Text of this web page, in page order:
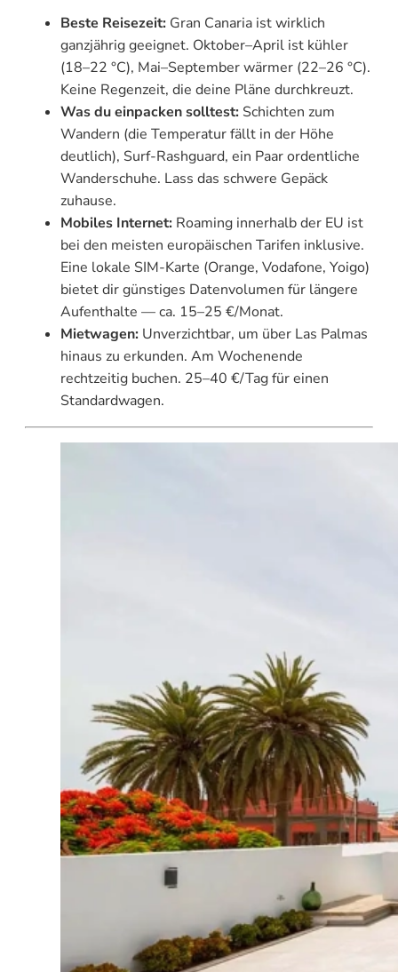
Beste Reisezeit: Gran Canaria ist wirklich
ganzjährig geeignet. Oktober–April ist kühler
(18–22 °C), Mai–September wärmer (22–26 °C).
Keine Regenzeit, die deine Pläne durchkreuzt.
Was du einpacken solltest: Schichten zum
Wandern (die Temperatur fällt in der Höhe
deutlich), Surf-Rashguard, ein Paar ordentliche
Wanderschuhe. Lass das schwere Gepäck
zuhause.
Mobiles Internet: Roaming innerhalb der EU ist
bei den meisten europäischen Tarifen inklusive.
Eine lokale SIM-Karte (Orange, Vodafone, Yoigo)
bietet dir günstiges Datenvolumen für längere
Aufenthalte — ca. 15–25 €/Monat.
Mietwagen: Unverzichtbar, um über Las Palmas
hinaus zu erkunden. Am Wochenende
rechtzeitig buchen. 25–40 €/Tag für einen
Standardwagen.